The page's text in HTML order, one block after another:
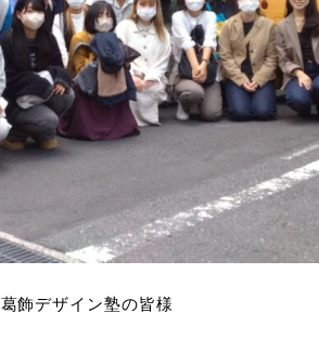
葛飾デザイン塾の皆様